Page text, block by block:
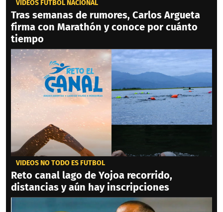
VIDEOS FÚTBOL NACIONAL
Tras semanas de rumores, Carlos Argueta
firma con Marathón y conoce por cuánto
tiempo
VIDEOS NO TODO ES FÚTBOL
Reto canal lago de Yojoa recorrido,
distancias y aún hay inscripciones